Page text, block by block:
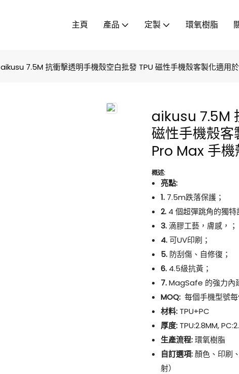
主頁 產品 定製 環氧樹脂
aikusu 7.5M 抗衝擊透明手機殼空白批發 TPU 磁性手機殼客製化適用
aikusu 7.5M
磁性手機殼客
Pro Max 手機
概述:
亮點:
1. 7.5m跌落保護；
2. 4 個超彈跳角的獨特
3.滴膠工藝，膚感，；
4.可UV印刷；
5. 防刮傷、自修復；
6. 4.5級抗黃；
7.MagSafe 的強力內
MOQ: 每個手機型號
材料: TPU+PC
厚度: TPU:2.8MM,
生產流程:環氧樹脂
自訂選項:顏色、印刷
射）